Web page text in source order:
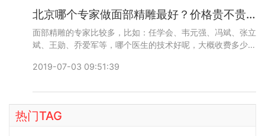
北京哪个专家做面部精雕最好？价格贵不贵？
面部精雕的专家比较多，比如：任学会、韦元强、冯斌、张立
斌、王勋、乔爱军等，哪个医生的技术好呢，大概收费多少
2019-07-03 09:51:39
热门TAG